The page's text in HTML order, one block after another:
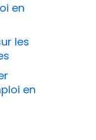
en
les
en